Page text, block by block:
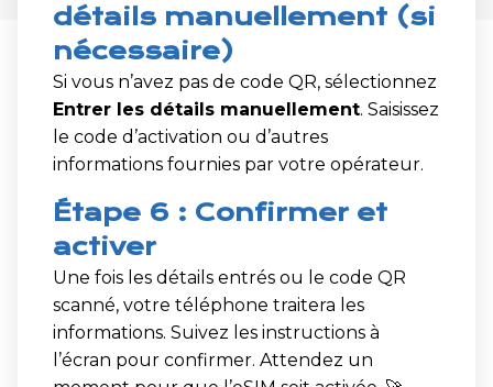
détails manuellement (si
nécessaire)
Si vous n’avez pas de code QR, sélectionnez
Entrer les détails manuellement. Saisissez
le code d’activation ou d’autres
informations fournies par votre opérateur.
Étape 6 : Confirmer et
activer
Une fois les détails entrés ou le code QR
scanné, votre téléphone traitera les
informations. Suivez les instructions à
l’écran pour confirmer. Attendez un